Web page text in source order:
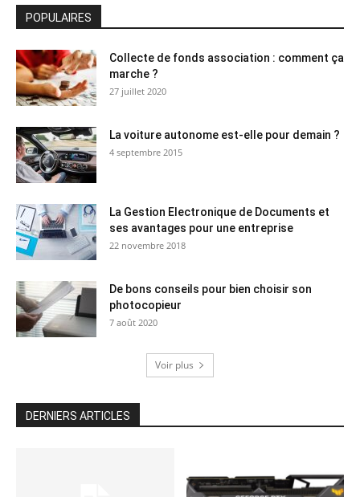
POPULAIRES
Collecte de fonds association : comment ça
marche ?
27 juillet 2020
La voiture autonome est-elle pour demain ?
4 septembre 2015
La Gestion Electronique de Documents et
ses avantages pour une entreprise
22 novembre 2018
De bons conseils pour bien choisir son
photocopieur
7 août 2020
Voir plus
DERNIERS ARTICLES